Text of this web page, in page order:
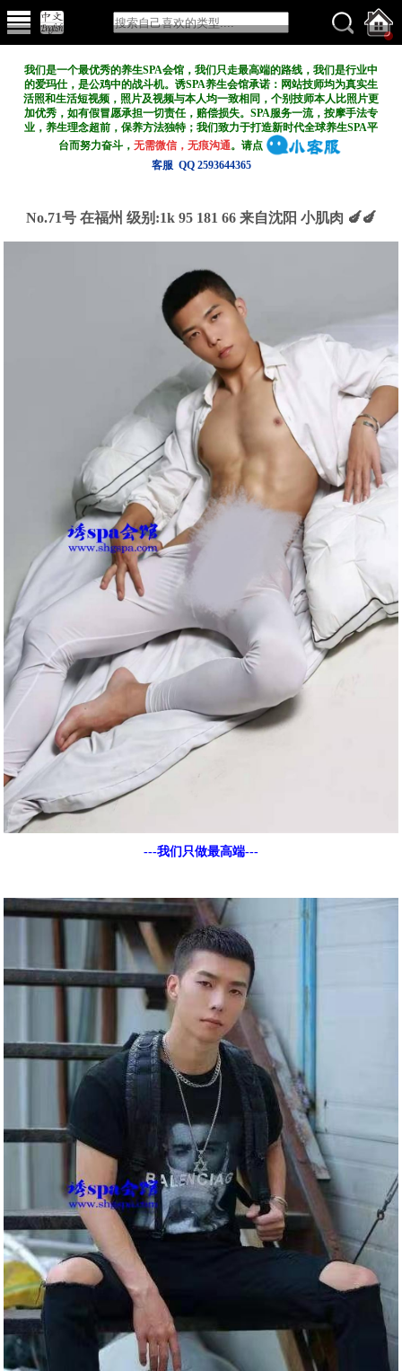
我们是一个最优秀的养生SPA会馆，我们只走最高端的路线，我们是行业中
的爱玛仕，是公鸡中的战斗机。诱SPA养生会馆承诺：网站技师均为真实生
活照和生活短视频，照片及视频与本人均一致相同，个别技师本人比照片更
加优秀，如有假冒愿承担一切责任，赔偿损失。SPA服务一流，按摩手法专
业，养生理念超前，保养方法独特；我们致力于打造新时代全球养生SPA平
台而努力奋斗，无需微信，无痕沟通。请点
客服 QQ 2593644365
No.71号 在福州 级别:1k 95 181 66 来自沈阳 小肌肉 🍆🍆
---我们只做最高端---